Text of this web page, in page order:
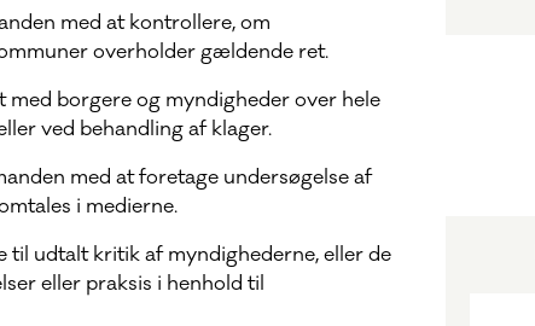
med at kontrollere, om
overholder gældende ret.
borgere og myndigheder over hele
ved behandling af klager.
med at foretage undersøgelse af
i medierne.
til udtalt kritik af myndighederne, eller de
eller praksis i henhold til